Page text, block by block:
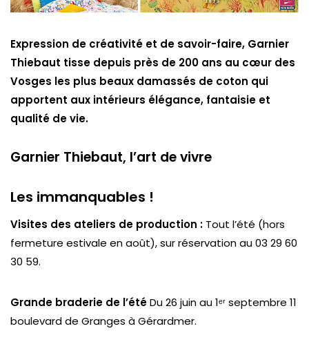
Expression de créativité et de savoir-faire, Garnier
Thiebaut tisse depuis près de 200 ans au cœur des
Vosges les plus beaux damassés de coton qui
apportent aux intérieurs élégance, fantaisie et
qualité de vie.
Garnier Thiebaut, l’art de vivre
Les immanquables !
Visites des ateliers de production : Tout l’été (hors
fermeture estivale en août), sur réservation au 03 29 60
30 59.
Grande braderie de l’étéDu 26 juin au 1ᵉʳ septembre 11
boulevard de Granges à Gérardmer.